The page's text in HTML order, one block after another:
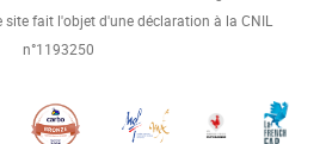
fait l'objet d'une déclaration à la CNIL
n°1193250